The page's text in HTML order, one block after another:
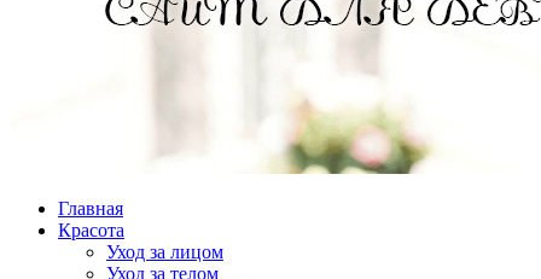
Главная
Красота
Уход за лицом
Уход за телом